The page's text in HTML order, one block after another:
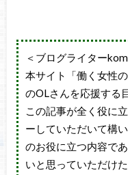
＜ブログライター
本サイト「働く女性
のOLさんを応援する
この記事が全く役に
ーしていただいて構
のお役に立つ内容で
いと思っていただけ